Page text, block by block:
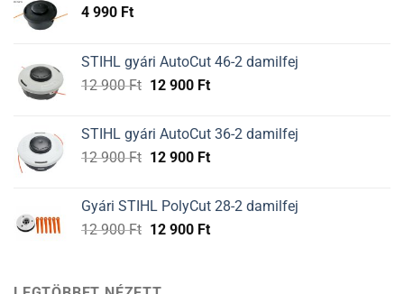
4 990 Ft
STIHL gyári AutoCut 46-2 damilfej
12 900Ft Original
12
900 Ft.
12 900 FtCurrent
12
900 Ft.
STIHL gyári AutoCut 36-2 damilfej
12 900Ft Original
12
900 Ft.
12 900 FtCurrent
12
900 Ft.
Gyári STIHL PolyCut 28-2 damilfej
12 900Ft Original
12
12 900 FtCurrent